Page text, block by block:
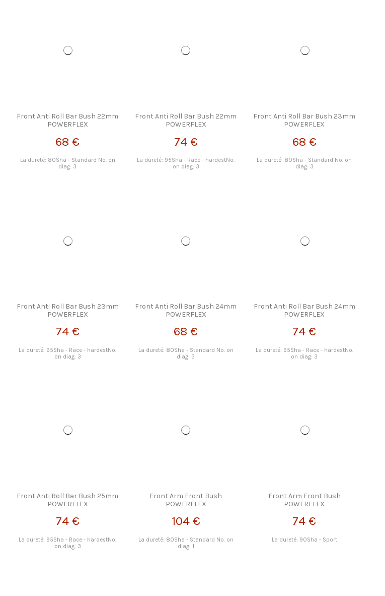
Front Anti Roll Bar Bush 22mm
POWERFLEX
68 €
La dureté: 80Sha - Standard No. on
diag: 3
Front Anti Roll Bar Bush 22mm
POWERFLEX
74 €
La dureté: 95Sha - Race - hardestNo.
on diag: 3
Front Anti Roll Bar Bush 23mm
POWERFLEX
68 €
La dureté: 80Sha - Standard No. on
diag: 3
Front Anti Roll Bar Bush 23mm
POWERFLEX
74 €
La dureté: 95Sha - Race - hardestNo.
on diag: 3
Front Anti Roll Bar Bush 24mm
POWERFLEX
68 €
La dureté: 80Sha - Standard No. on
diag: 3
Front Anti Roll Bar Bush 24mm
POWERFLEX
74 €
La dureté: 95Sha - Race - hardestNo.
on diag: 3
Front Anti Roll Bar Bush 25mm
POWERFLEX
74 €
La dureté: 95Sha - Race - hardestNo.
on diag: 3
Front Arm Front Bush
POWERFLEX
104 €
La dureté: 80Sha - Standard No. on
diag: 1
Front Arm Front Bush
POWERFLEX
74 €
La dureté: 90Sha - Sport